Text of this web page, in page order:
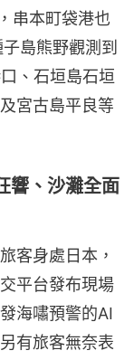
串本町袋港也
島熊野觀測到
、石垣島石垣
宮古島平良等
響、沙灘全面
客身處日本，
平台發布現場
海嘯預警的AI
有旅客無奈表